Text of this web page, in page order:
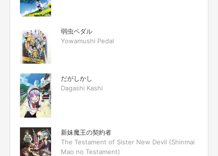
弱虫ペダル
Yowamushi Pedal
だがしかし
Dagashi Kashi
新妹魔王の契約者
The Testament of Sister New Devil (Shinmai
Mao no Testament)